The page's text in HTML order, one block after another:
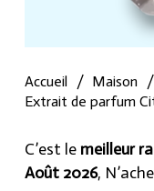
Accueil / Maison /
Extrait de parfum
C’est le meilleur
Août 2026,